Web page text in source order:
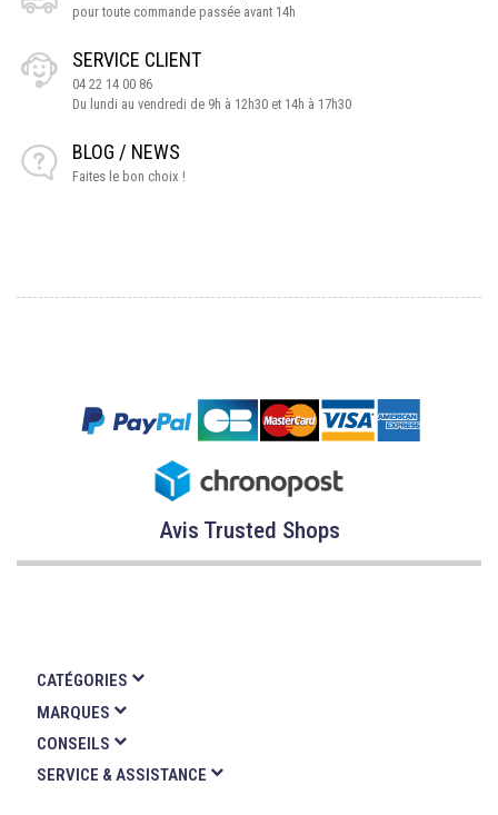
pour toute commande passée avant 14h
SERVICE CLIENT
04 22 14 00 86
Du lundi au vendredi de 9h à 12h30 et 14h à 17h30
BLOG / NEWS
Faites le bon choix !
Avis Trusted Shops
CATÉGORIES
MARQUES
CONSEILS
SERVICE & ASSISTANCE